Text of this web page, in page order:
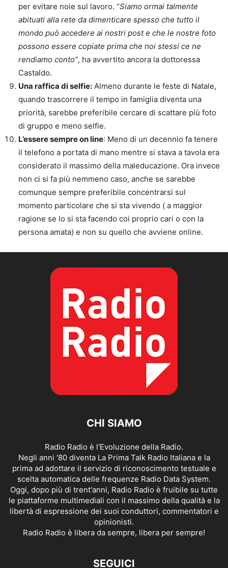
per evitare noie sul lavoro. “Siamo ormai talmente
abituati alla rete da dimenticare spesso che tutto il
mondo può accedere ai nostri post e che le nostre foto
possono essere copiate prima che noi stessi ce ne
rendiamo conto”, ha avvertito ancora la dottoressa
Castaldo.
Una raffica di selfie: Almeno durante le feste di Natale,
quando trascorrere il tempo in famiglia diventa una
priorità, sarebbe preferibile cercare di scattare più foto
di gruppo e meno selfie.
L’essere sempre on line: Meno di un decennio fa tenere
il telefono a portata di mano mentre si stava a tavola era
considerato il massimo della maleducazione. Ora invece
non ci si fa più nemmeno caso, anche se sarebbe
comunque sempre preferibile concentrarsi sul
momento particolare che si sta vivendo ( a maggior
ragione se lo si sta facendo coi proprio cari o con la
persona amata) e non su quello che avviene online.
CHI SIAMO
Radio Radio è l'Evoluzione della Radio.
Negli anni '80 diventa La Prima Talk Radio Italiana e la
prima ad adottare il servizio di riconoscimento testuale e
scelta automatica delle frequenze Radio Data System.
Oggi, dopo più di trent'anni, Radio Radio è fruibile su tutte
le piattaforme multimediali con il massimo della qualità e la
libertà di espressione dei suoi conduttori, commentatori e
opinionisti.
Radio Radio è libera da sempre, libera per sempre!
SEGUICI